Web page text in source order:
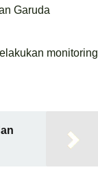
Garuda
monitoring